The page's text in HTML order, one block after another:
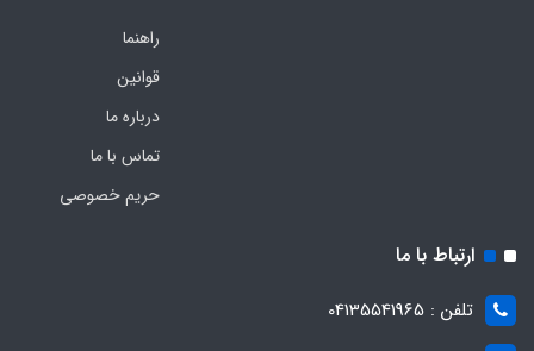
راهنما
قوانین
درباره ما
تماس با ما
حریم خصوصی
ارتباط با ما
تلفن : 04135541965